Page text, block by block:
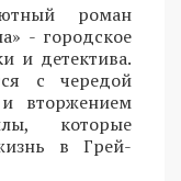
роман
- городское
и детектива.
с чередой
и вторжением
которые
в Грей-